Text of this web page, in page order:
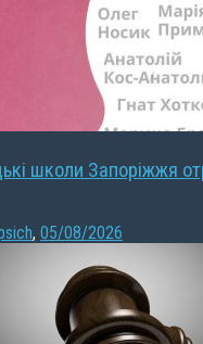
школи Запоріжжя
, 05/08/2026